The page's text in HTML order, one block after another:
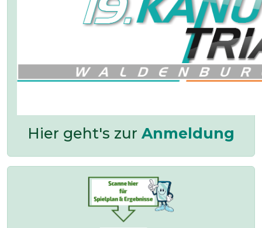
Hier geht's zur Anmeldung